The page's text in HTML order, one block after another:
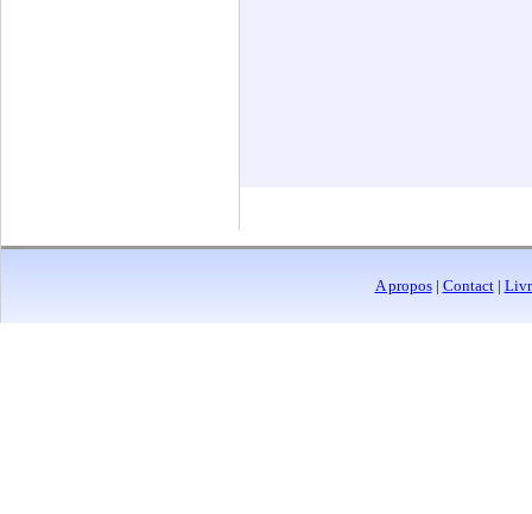
A propos| Contact|